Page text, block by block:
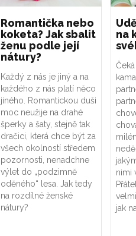
Romantička nebo
koketa? Jak sbalit
ženu podle její
nátury?
Každý z nás je jiný a na
každého z nás platí něco
jiného. Romantickou duši
moc neužije na drahé
šperky a šaty, stejně tak
dračici, která chce být za
všech okolností středem
pozornosti, nenadchne
výlet do „podzimně
oděného“ lesa. Jak tedy
na rozdílné ženské
nátury?
na
nimi
jak